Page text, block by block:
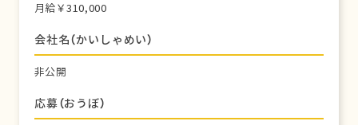
月給￥310,000
会社名（かいしゃめい）
非公開
応募（おうぼ）